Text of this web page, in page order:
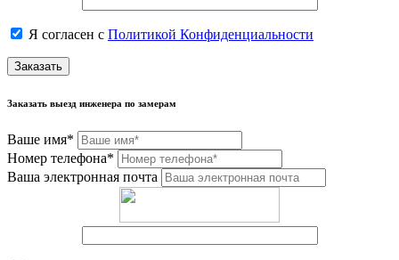
Я согласен с Политикой Конфиденциальности
Заказать
Заказать выезд инженера по замерам
Ваше имя*
Номер телефона*
Ваша электронная почта